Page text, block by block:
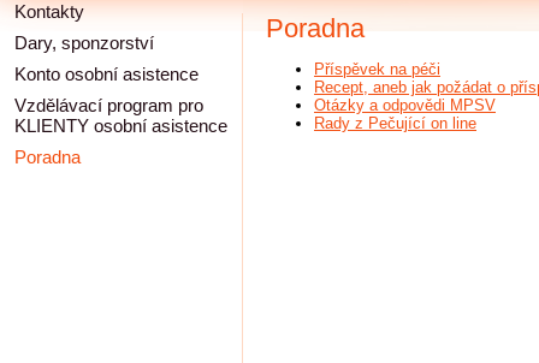
Kontakty
Dary, sponzorství
Konto osobní asistence
Vzdělávací program pro
KLIENTY osobní asistence
Poradna
Poradna
Příspěvek na péči
Recept, aneb jak požádat o
Otázky a odpovědi MPSV
Rady z Pečující on line